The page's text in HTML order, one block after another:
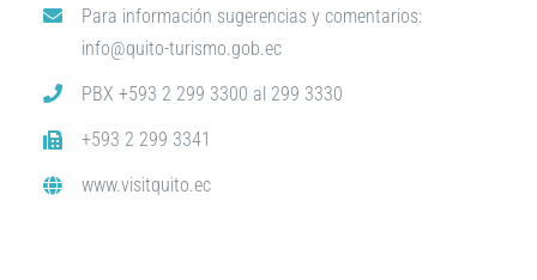
Para información sugerencias y comentarios:
info@quito-turismo.gob.ec
PBX +593 2 299 3300 al 299 3330
+593 2 299 3341
www.visitquito.ec